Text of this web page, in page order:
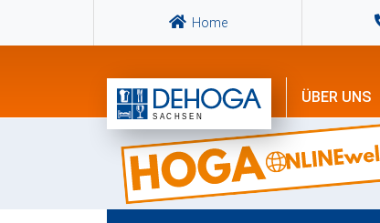
Home
ÜBER UNS